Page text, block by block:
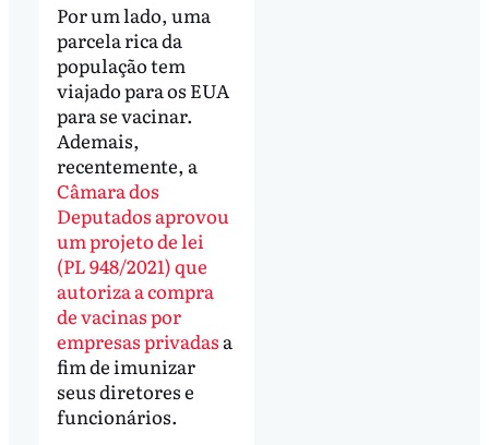
Por um lado, uma
parcela rica da
população tem
viajado para os EUA
para se vacinar.
Ademais,
recentemente, a
Câmara dos
Deputados aprovou
um projeto de lei
(PL 948/2021) que
autoriza a compra
de vacinas por
empresas privadas a
fim de imunizar
seus diretores e
funcionários.